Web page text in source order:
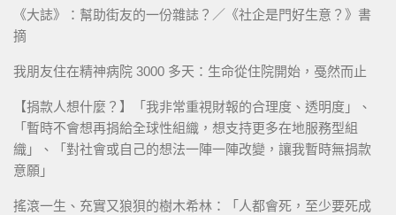
《大誌》：幫助街友的一份雜誌？／《社企是門好生意？》書
摘
我朋友住在精神病院 3000 多天：生命從住院開始，戞然而止
【捐款人想什麼？】「我非常重視財報的合理度、透明度」、
「暫時不會想再捐給全球性組織，想支持更多在地服務型組
織」、「對社會或自己的想法一陣一陣改變，讓我暫時無捐款
意願」
搖滾一生、充實又狼狽的樹木希林：「人都會死，至少要死成